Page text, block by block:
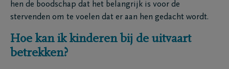
hen de boodschap dat het belangrijk is voor de
stervenden om te voelen dat er aan hen gedacht wordt.
Hoe kan ik kinderen bij de uitvaart
betrekken?